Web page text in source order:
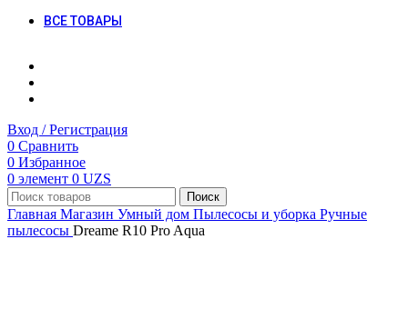
ВСЕ ТОВАРЫ
Вход / Регистрация
0 Сравнить
0 Избранное
0 элемент 0 UZS
Поиск
Главная Магазин Умный дом Пылесосы и уборка Ручные
пылесосы Dreame R10 Pro Aqua